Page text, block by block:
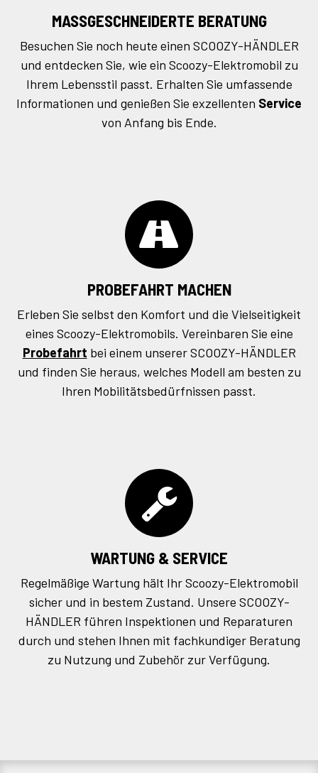
MASSGESCHNEIDERTE BERATUNG
Besuchen Sie noch heute einen SCOOZY-HÄNDLER
und entdecken Sie, wie ein Scoozy-Elektromobil zu
Ihrem Lebensstil passt. Erhalten Sie umfassende
Informationen und genießen Sie exzellenten Service
von Anfang bis Ende.
PROBEFAHRT MACHEN
Erleben Sie selbst den Komfort und die Vielseitigkeit
eines Scoozy-Elektromobils. Vereinbaren Sie eine
Probefahrt bei einem unserer SCOOZY-HÄNDLER
und finden Sie heraus, welches Modell am besten zu
Ihren Mobilitätsbedürfnissen passt.
WARTUNG & SERVICE
Regelmäßige Wartung hält Ihr Scoozy-Elektromobil
sicher und in bestem Zustand. Unsere SCOOZY-
HÄNDLER führen Inspektionen und Reparaturen
durch und stehen Ihnen mit fachkundiger Beratung
zu Nutzung und Zubehör zur Verfügung.